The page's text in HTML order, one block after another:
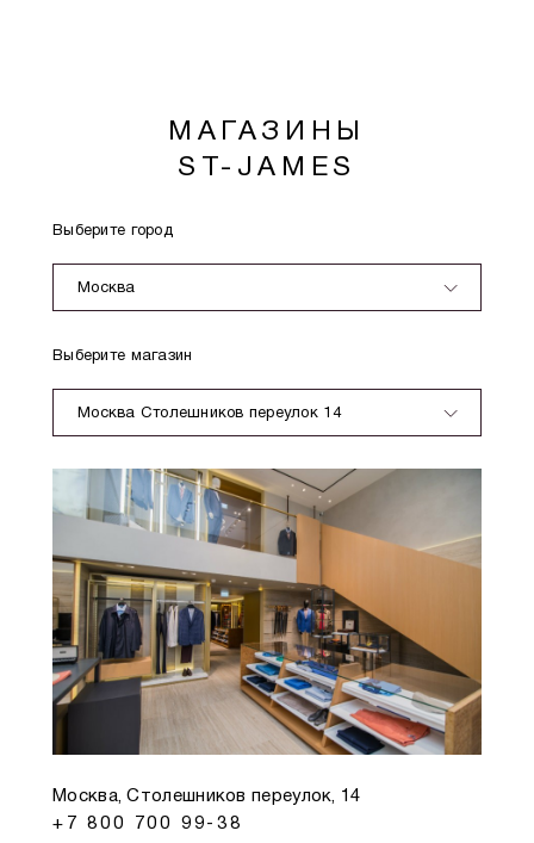
МАГАЗИНЫ
ST-JAMES
Выберите город
Москва
Выберите магазин
Москва Столешников переулок 14
Москва, Столешников переулок, 14
+7 800 700 99-38